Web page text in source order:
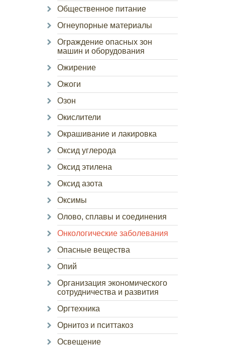
Общественное питание
Огнеупорные материалы
Ограждение опасных зон
машин и оборудования
Ожирение
Ожоги
Озон
Окислители
Окрашивание и лакировка
Оксид углерода
Оксид этилена
Оксид азота
Оксимы
Олово, сплавы и соединения
Онкологические заболевания
Опасные вещества
Опий
Организация экономического
сотрудничества и развития
Оргтехника
Орнитоз и пситтакоз
Освещение